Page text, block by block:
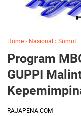
Home › Nasional › Sumut
Program
GUPPI
RAJAPENA.COM